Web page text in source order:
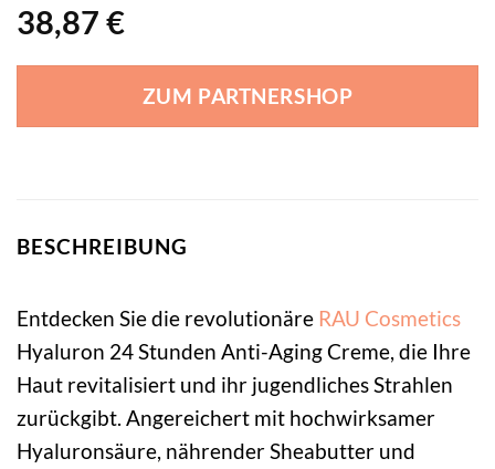
38,87 €
ZUM PARTNERSHOP
BESCHREIBUNG
Entdecken Sie die revolutionäre RAU Cosmetics
Hyaluron 24 Stunden Anti-Aging Creme, die Ihre
Haut revitalisiert und ihr jugendliches Strahlen
zurückgibt. Angereichert mit hochwirksamer
Hyaluronsäure, nährender Sheabutter und